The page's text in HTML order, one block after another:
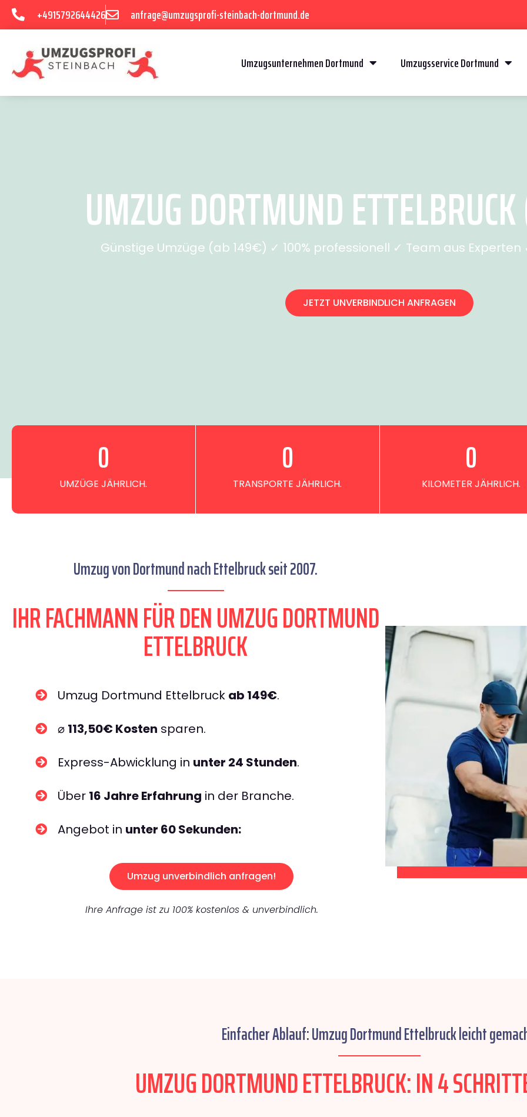
+4915792644426 anfrage@umzugsprofi-steinbach-dortmund.de
Umzugsunternehmen Dortmund Umzugsservice Dortmund
UMZUG DORTMUND
Günstige Umzüge (ab 149€) ✓ 100% professionell ✓ Team aus
JETZT UNVERBINDLICH ANFRAGEN
UMZÜGE JÄHRLICH.
0
TRANSPORTE JÄHRLICH.
0
KILOMETER JÄHRLICH.
0
Umzug von Dortmund nach Ettelbruck seit 2007.
IHR FACHMANN FÜR DEN UMZUG DORTMUND
ETTELBRUCK
Umzug Dortmund Ettelbruck ab 149€.
⌀ 113,50€ Kosten sparen.
Express-Abwicklung in unter 24 Stunden.
Über 16 Jahre Erfahrung in der Branche.
Angebot in unter 60 Sekunden:
Umzug unverbindlich anfragen!
Ihre Anfrage ist zu 100% kostenlos & unverbindlich.
Einfacher Ablauf: Umzug Dortmund Ettelbruck leicht
UMZUG DORTMUND ETTELBRUCK: IN 4